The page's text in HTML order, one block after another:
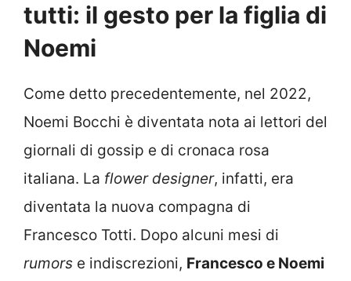
tutti: il gesto per la figlia di
Noemi
Come detto precedentemente, nel 2022,
Noemi Bocchi è diventata nota ai lettori del
giornali di gossip e di cronaca rosa
italiana. La flower designer, infatti, era
diventata la nuova compagna di
Francesco Totti. Dopo alcuni mesi di
rumors e indiscrezioni, Francesco e Noemi